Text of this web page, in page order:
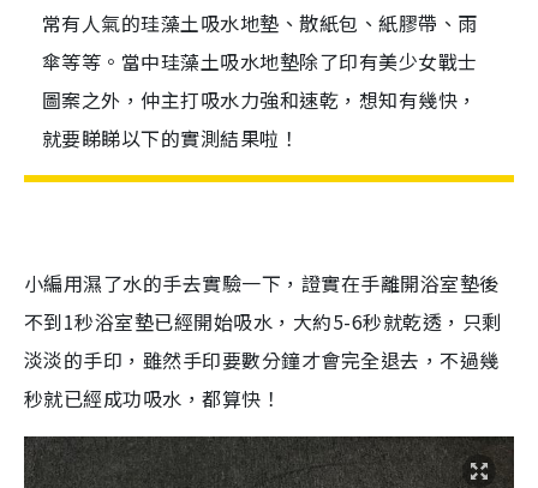
常有人氣的珪藻土吸水地墊、散紙包、紙膠帶、雨
傘等等。當中珪藻土吸水地墊除了印有美少女戰士
圖案之外，仲主打吸水力強和速乾，想知有幾快，
就要睇睇以下的實測結果啦！
小編用濕了水的手去實驗一下，證實在手離開浴室墊後
不到1秒浴室墊已經開始吸水，大約5-6秒就乾透，只剩
淡淡的手印，雖然手印要數分鐘才會完全退去，不過幾
秒就已經成功吸水，都算快！